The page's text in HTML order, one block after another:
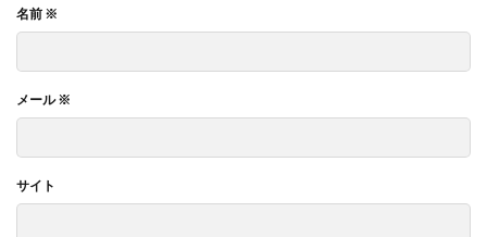
名前 ※
メール※
サイト